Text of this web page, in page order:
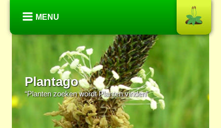
MENU
Plantago
“Planten zoeken wordt Planten vinden”